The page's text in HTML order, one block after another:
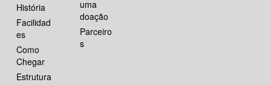
História
Facilidad
es
Como
Chegar
Estrutura
uma
doação
Parceiro
s